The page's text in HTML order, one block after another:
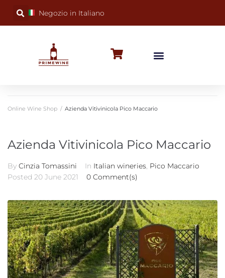
Negozio in Italiano
Online Wine Shop / Azienda Vitivinicola Pico Maccario
Azienda Vitivinicola Pico Maccario
By Cinzia Tomassini In Italian wineries, Pico Maccario
Posted 20 June 2021 0 Comment(s)